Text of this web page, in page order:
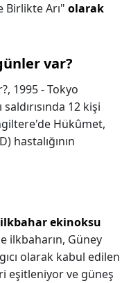
Birlikte Arı" olarak
var?
1995 - Tokyo
12 kişi
Hükûmet,
hastalığının
ilkbahar ekinoksu
ilkbaharın, Güney
olarak kabul edilen
eşitleniyor ve güneş